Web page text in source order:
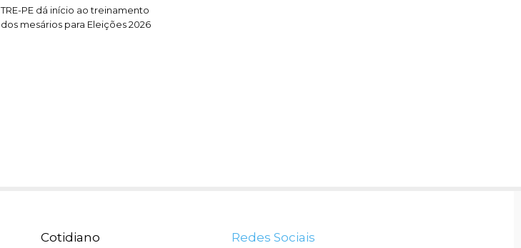
TRE-PE dá início ao treinamento
dos mesários para Eleições 2026
Cotidiano Redes Sociais